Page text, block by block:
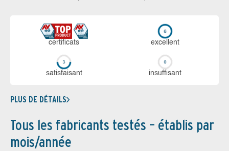
certi­ficats ex­cellent
sa­tis­fai­sant in­suf­fi­sant
PLUS DE DÉTAILS
Tous les fabricants testés – établis par
mois/année